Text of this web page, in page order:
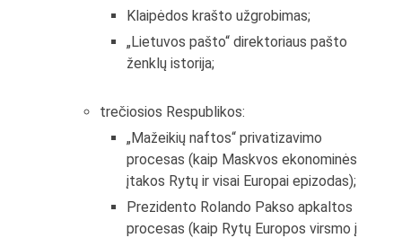
Klaipėdos krašto užgrobimas;
„Lietuvos pašto“ direktoriaus pašto
ženklų istorija;
trečiosios Respublikos:
„Mažeikių naftos“ privatizavimo
procesas (kaip Maskvos ekonominės
įtakos Rytų ir visai Europai epizodas);
Prezidento Rolando Pakso apkaltos
procesas (kaip Rytų Europos virsmo į